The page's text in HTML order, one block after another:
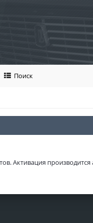
Поиск
Активация